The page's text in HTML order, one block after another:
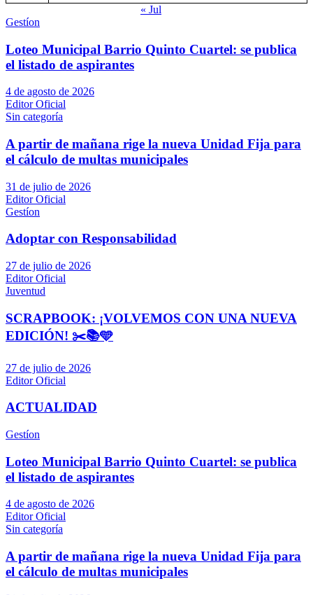
« Jul
Gestíon
Loteo Municipal Barrio Quinto Cuartel: se publica
el listado de aspirantes
4 de agosto de 2026
Editor Oficial
Sin categoría
A partir de mañana rige la nueva Unidad Fija para
el cálculo de multas municipales
31 de julio de 2026
Editor Oficial
Gestíon
Adoptar con Responsabilidad
27 de julio de 2026
Editor Oficial
Juventud
SCRAPBOOK: ¡VOLVEMOS CON UNA NUEVA
EDICIÓN! ✂️📚🩵
27 de julio de 2026
Editor Oficial
ACTUALIDAD
Gestíon
Loteo Municipal Barrio Quinto Cuartel: se publica
el listado de aspirantes
4 de agosto de 2026
Editor Oficial
Sin categoría
A partir de mañana rige la nueva Unidad Fija para
el cálculo de multas municipales